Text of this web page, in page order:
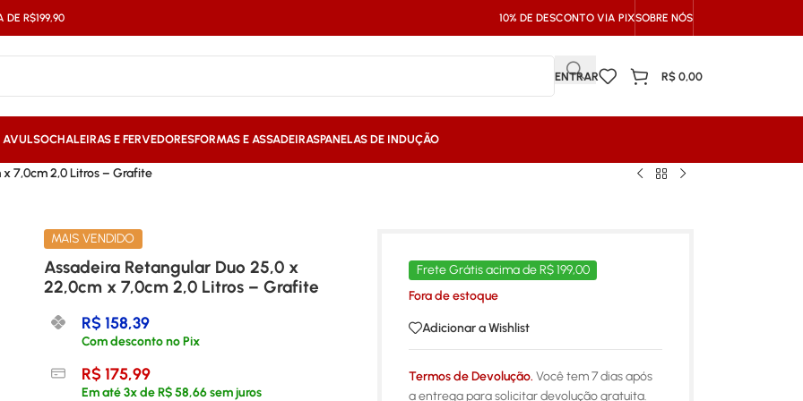
DE R$199,90 10% DE DESCONTO VIA PIXSOBRE NÓS
ENTRAR R$ 0,00
AVULSOCHALEIRAS E FERVEDORESFORMAS E ASSADEIRASPANELAS DE INDUÇÃO
7,0cm 2,0 Litros – Grafite
MAIS VENDIDO
Assadeira Retangular Duo 25,0 x
22,0cm x 7,0cm 2,0 Litros – Grafite
R$158,39
Com desconto no Pix
R$175,99
Em até3x deR$58,66sem juros
Frete Grátis acima de R$ 199,00
Fora de estoque
Adicionar a Wishlist
Termos de Devolução. Você tem 7 dias após
a entrega para solicitar devolução gratuita.